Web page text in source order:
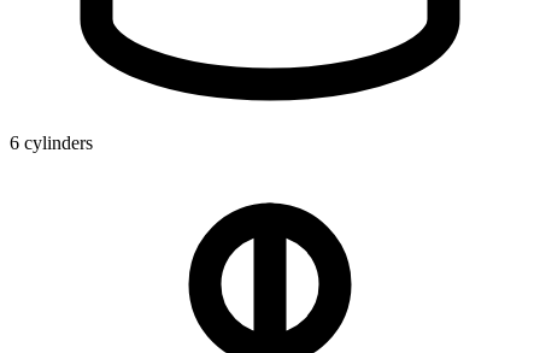
6 cylinders